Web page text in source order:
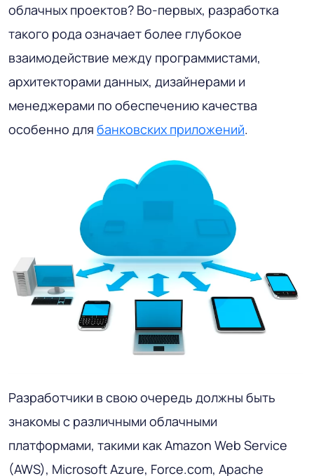
облачных проектов? Во-первых, разработка
такого рода означает более глубокое
взаимодействие между программистами,
архитекторами данных, дизайнерами и
менеджерами по обеспечению качества
особенно для банковских приложений.
Разработчики в свою очередь должны быть
знакомы с различными облачными
платформами, такими как Amazon Web Service
(AWS), Microsoft Azure, Force.com, Apache